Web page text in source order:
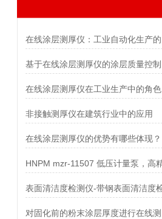
在线涂层测厚仪在工业生产中的角色
非接触测厚仪在建筑行业中的应用
在线涂层测厚仪的优势有哪些体现？